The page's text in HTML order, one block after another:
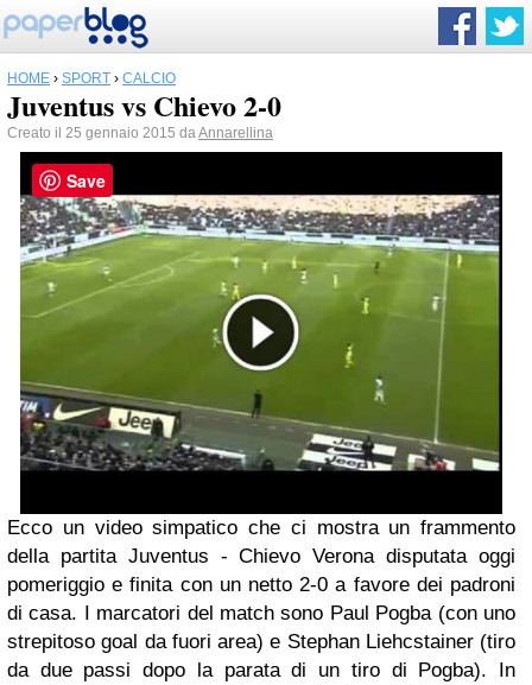
HOME › SPORT › CALCIO
Juventus vs Chievo 2-0
Creato il 25 gennaio 2015 daAnnarellina
Ecco un video simpatico che ci mostra un frammento
della partita Juventus - Chievo Verona disputata oggi
pomeriggio e finita con un netto 2-0 a favore dei padroni
di casa. I marcatori del match sono Paul Pogba (con uno
strepitoso goal da fuori area) e Stephan Liehcstainer (tiro
da due passi dopo la parata di un tiro di Pogba). In
Save